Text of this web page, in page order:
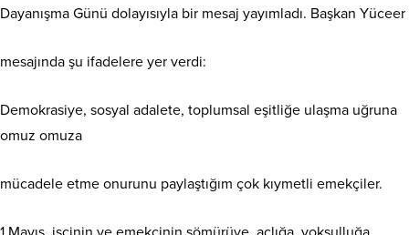
Dayanışma Günü dolayısıyla bir mesaj yayımladı. Başkan Yüceer
mesajında şu ifadelere yer verdi:
Demokrasiye, sosyal adalete, toplumsal eşitliğe ulaşma uğruna
omuz omuza
mücadele etme onurunu paylaştığım çok kıymetli emekçiler.